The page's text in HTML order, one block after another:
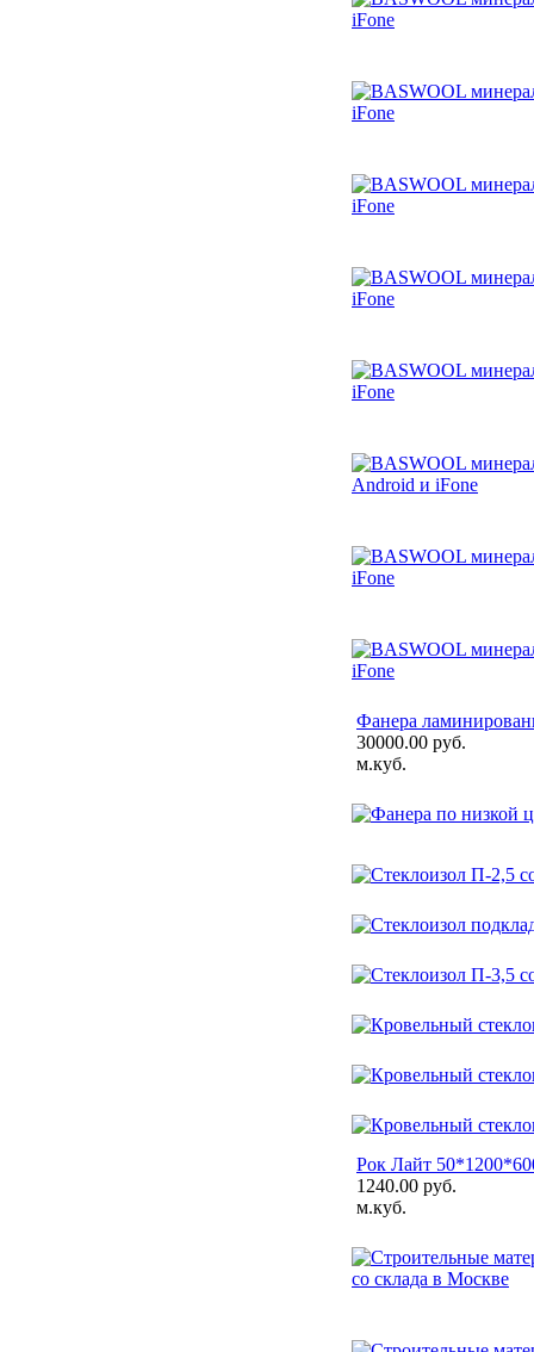
Фанера
30000.00 руб.
м.куб.
Рок Лайт
1240.00 руб.
м.куб.